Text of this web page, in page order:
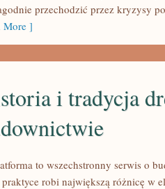
przechodzić przez kryzysy
More ]
i tradycja
to wszechstronny serwis o
robi największą różnicę w